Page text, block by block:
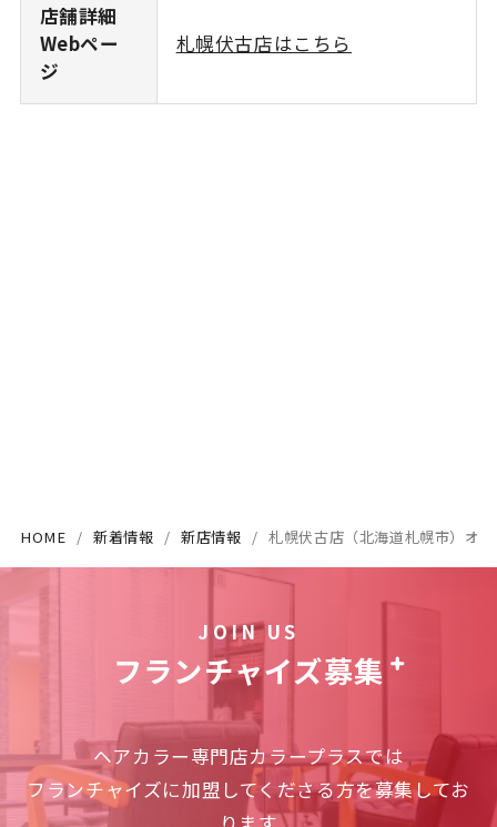
店舗詳細
Webペー
ジ
札幌伏古店はこちら
HOME 新着情報 新店情報 札幌伏古店（北海道札幌市）オ
JOIN US
フランチャイズ募集
ヘアカラー専門店カラープラスでは
フランチャイズに加盟してくださる方を募集してお